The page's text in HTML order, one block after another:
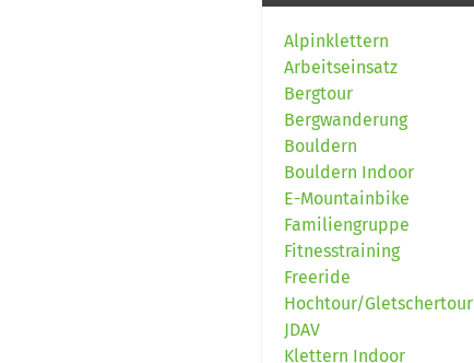
Alpinklettern
Arbeitseinsatz
Bergtour
Bergwanderung
Bouldern
Bouldern Indoor
E-Mountainbike
Familiengruppe
Fitnesstraining
Freeride
Hochtour/Gletschertour
JDAV
Klettern Indoor